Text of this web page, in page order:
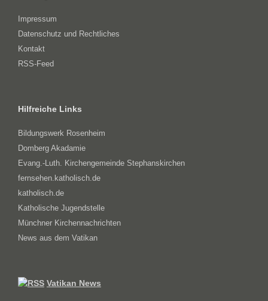
Impressum
Datenschutz und Rechtliches
Kontakt
RSS-Feed
Hilfreiche Links
Bildungswerk Rosenheim
Domberg Akadamie
Evang.-Luth. Kirchengemeinde Stephanskirchen
fernsehen.katholisch.de
katholisch.de
Katholische Jugendstelle
Münchner Kirchennachrichten
News aus dem Vatikan
Vatikan News